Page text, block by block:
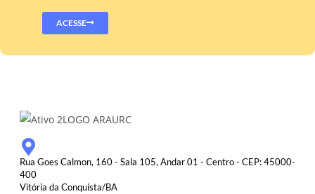
ACESSE
Rua Goes Calmon, 160 - Sala 105, Andar 01 - Centro - CEP: 45000-
400
Vitória da Conquista/BA